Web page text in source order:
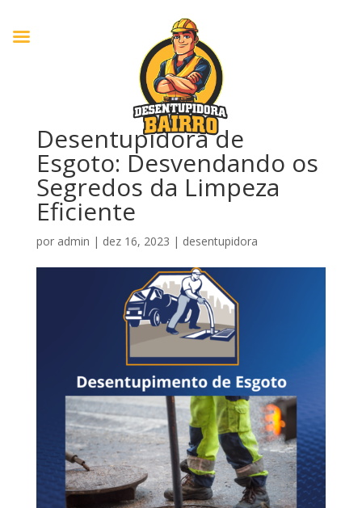
Desentupidora de
Esgoto: Desvendando os
Segredos da Limpeza
Eficiente
por admin | dez 16, 2023 | desentupidora